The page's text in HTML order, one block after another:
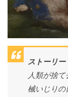
ストーリー
人類が捨
械いじりの